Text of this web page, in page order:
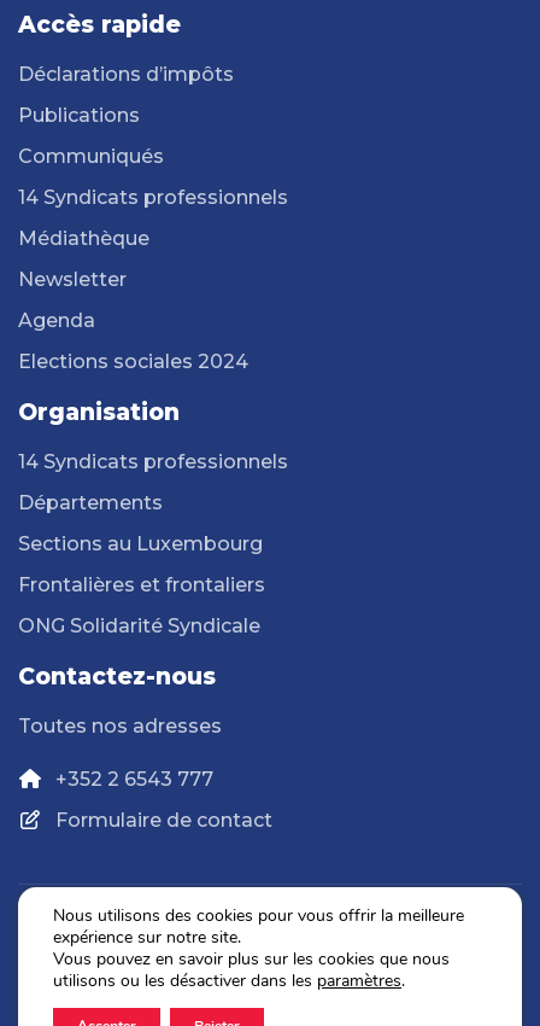
Accès rapide
Déclarations d’impôts
Publications
Communiqués
14 Syndicats professionnels
Médiathèque
Newsletter
Agenda
Elections sociales 2024
Organisation
14 Syndicats professionnels
Départements
Sections au Luxembourg
Frontalières et frontaliers
ONG Solidarité Syndicale
Contactez-nous
Toutes nos adresses
+352 2 6543 777
Formulaire de contact
Politique de confidentialité
Mentions légales
Nous utilisons des cookies pour vous offrir la meilleure
expérience sur notre site.
Vous pouvez en savoir plus sur les cookies que nous
utilisons ou les désactiver dans les paramètres.